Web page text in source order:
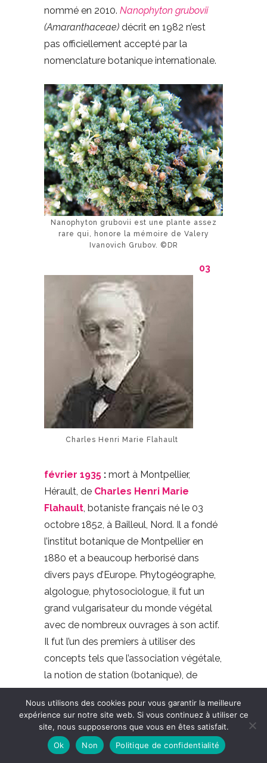
nommé en 2010. Nanophyton grubovii
(Amaranthaceae) décrit en 1982 n’est
pas officiellement accepté par la
nomenclature botanique internationale.
Nanophyton grubovii est une plante assez
rare qui, honore la mémoire de Valery
Ivanovich Grubov. ©DR
Charles Henri Marie Flahault
03
février 1935 : mort à Montpellier,
Hérault, de Charles Henri Marie
Flahault , botaniste français né le 03
octobre 1852, à Bailleul, Nord. Il a fondé
l’institut botanique de Montpellier en
1880 et a beaucoup herborisé dans
divers pays d’Europe. Phytogéographe,
algologue, phytosociologue, il fut un
grand vulgarisateur du monde végétal
avec de nombreux ouvrages à son actif.
Il fut l’un des premiers à utiliser des
concepts tels que l’association végétale,
la notion de station (botanique), de
relevé floristique.
Nous utilisons des cookies pour vous garantir la meilleure
expérience sur notre site web. Si vous continuez à utiliser ce
site, nous supposerons que vous en êtes satisfait.
Ok
Non Politique de confidentialité